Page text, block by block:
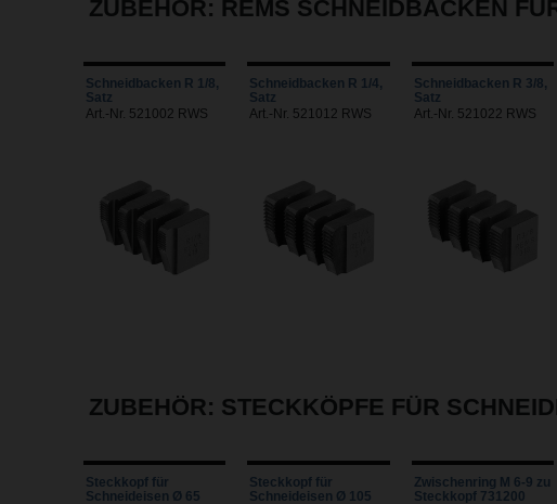
ZUBEHÖR: REMS SCHNEIDBACKEN
Schneidbacken R 1/8,
Satz
Art.-Nr. 521002 RWS
Schneidbacken R 1/4,
Satz
Art.-Nr. 521012 RWS
Schneidbacken R 3/8,
Satz
Art.-Nr. 521022 RWS
ZUBEHÖR: STECKKÖPFE FÜR
Steckkopf für
Schneideisen Ø 65
Steckkopf für
Schneideisen Ø 105
Zwischenring M 6-9 zu
Steckkopf 731200